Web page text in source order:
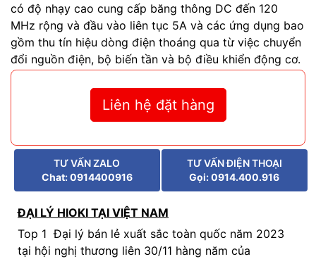
có độ nhạy cao cung cấp băng thông DC đến 120
MHz rộng và đầu vào liên tục 5A và các ứng dụng bao
gồm thu tín hiệu dòng điện thoáng qua từ việc chuyển
đổi nguồn điện, bộ biến tần và bộ điều khiển động cơ.
Liên hệ đặt hàng
TƯ VẤN ZALO
Chat: 0914400916
TƯ VẤN ĐIỆN THOẠI
Gọi: 0914.400.916
ĐẠI LÝ HIOKI TẠI VIỆT NAM
Top 1 Đại lý bán lẻ xuất sắc toàn quốc năm 2023
tại hội nghị thương liên 30/11 hàng năm của